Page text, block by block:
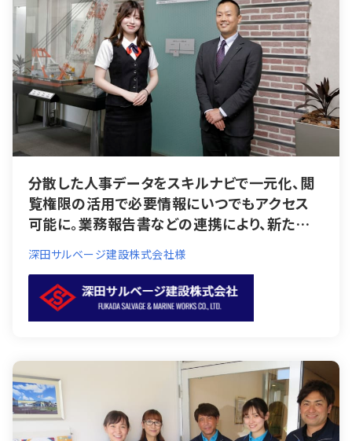
分散した人事データをスキルナビで一元化、閲
覧権限の活用で必要情報にいつでもアクセス
可能に。業務報告書などの連携により、新たな
深田サルベージ建設株式会社様